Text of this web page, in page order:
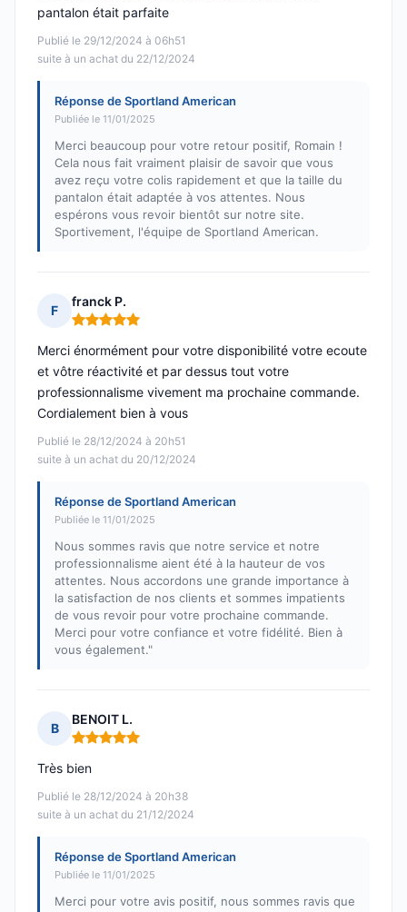
Publié le 29/12/2024 à 06h51
suite à un achat du 22/12/2024
pantalon était parfaite
Réponse de Sportland American
Publiée le 11/01/2025
Merci beaucoup pour votre retour positif, Romain !
Cela nous fait vraiment plaisir de savoir que vous
avez reçu votre colis rapidement et que la taille du
pantalon était adaptée à vos attentes. Nous
espérons vous revoir bientôt sur notre site.
Sportivement, l'équipe de Sportland American.
F
franck P.
Note : 5 sur 5
Publié le 28/12/2024 à 20h51
suite à un achat du 20/12/2024
Merci énormément pour votre disponibilité votre ecoute
et vôtre réactivité et par dessus tout votre
professionnalisme vivement ma prochaine commande.
Cordialement bien à vous
Réponse de Sportland American
Publiée le 11/01/2025
Nous sommes ravis que notre service et notre
professionnalisme aient été à la hauteur de vos
attentes. Nous accordons une grande importance à
la satisfaction de nos clients et sommes impatients
de vous revoir pour votre prochaine commande.
Merci pour votre confiance et votre fidélité. Bien à
vous également."
B
BENOIT L.
Note : 5 sur 5
Publié le 28/12/2024 à 20h38
suite à un achat du 21/12/2024
Très bien
Réponse de Sportland American
Publiée le 11/01/2025
Merci pour votre avis positif, nous sommes ravis que